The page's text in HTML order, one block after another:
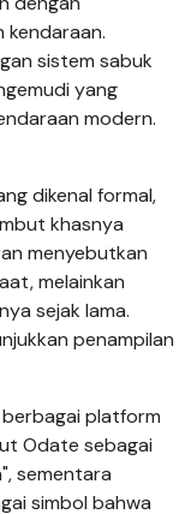
kendaraan.
sistem sabuk
yang
modern.
dikenal formal,
khasnya
menyebutkan
melainkan
sejak lama.
penampilan
platform
Odate sebagai
sementara
simbol bahwa